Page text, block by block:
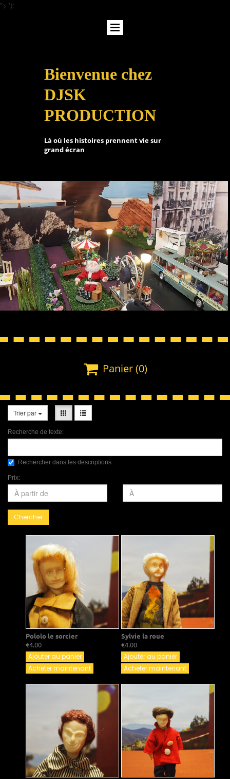
"> ');
Bienvenue chez
DJSK
PRODUCTION
Là où les histoires prennent vie sur
grand écran
 Panier (0)
Trier par
Recherche de texte:
Rechercher dans les descriptions
Prix:
Chercher
Pololo le sorcier
€4.00
Ajouter au panier
Acheter maintenant
Sylvie la roue
€4.00
Ajouter au panier
Acheter maintenant